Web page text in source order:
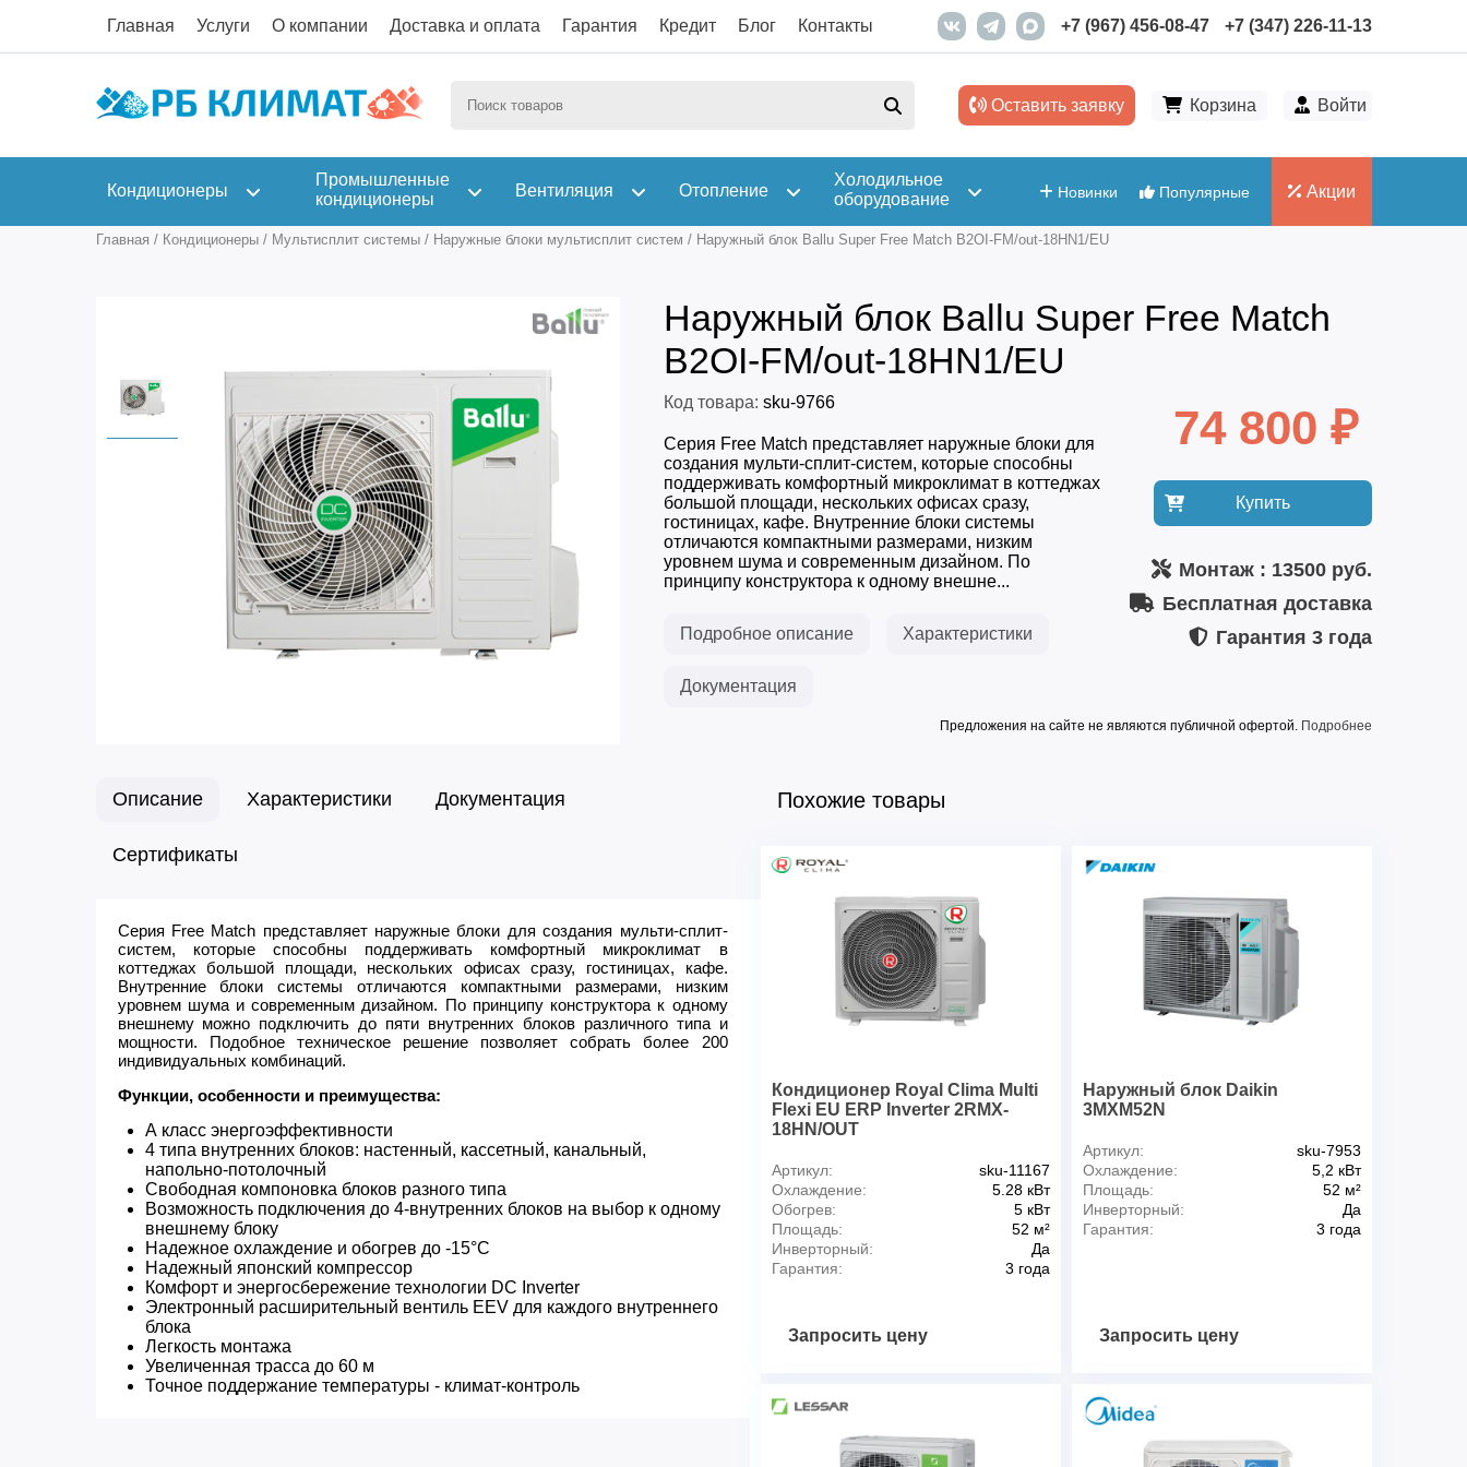
Главная Услуги О компании Доставка и оплата Гарантия Кредит Блог Контакты +7 (967) 456-08-47 +7 (347) 226-11-13
Оставить заявку Корзина Войти
Новинки Популярные Акции
Кондиционеры
Промышленные
кондиционеры
Вентиляция Отопление
Холодильное
оборудование
Главная / Кондиционеры / Мультисплит системы / Наружные блоки мультисплит систем / Наружный блок Ballu Super Free Match B2OI-FM/out-18HN1/EU
Наружный блок Ballu Super Free Match
B2OI-FM/out-18HN1/EU
Код товара: sku-9766
Серия Free Match представляет наружные блоки для
создания мульти-сплит-систем, которые способны
поддерживать комфортный микроклимат в коттеджах
большой площади, нескольких офисах сразу,
гостиницах, кафе. Внутренние блоки системы
отличаются компактными размерами, низким
уровнем шума и современным дизайном. По
принципу конструктора к одному внешне...
Подробное описание Характеристики
Документация
74 800 ₽
Купить
Монтаж: 13500 руб.
Бесплатная доставка
Гарантия 3 года
Предложения на сайте не являются публичной офертой. Подробнее
Описание Характеристики Документация
Сертификаты
Серия Free Match представляет наружные блоки для создания мульти-сплит-
систем, которые способны поддерживать комфортный микроклимат в
коттеджах большой площади, нескольких офисах сразу, гостиницах, кафе.
Внутренние блоки системы отличаются компактными размерами, низким
уровнем шума и современным дизайном. По принципу конструктора к одному
внешнему можно подключить до пяти внутренних блоков различного типа и
мощности. Подобное техническое решение позволяет собрать более 200
индивидуальных комбинаций.
Функции, особенности и преимущества:
А класс энергоэффективности
4 типа внутренних блоков: настенный, кассетный, канальный,
напольно-потолочный
Свободная компоновка блоков разного типа
Возможность подключения до 4-внутренних блоков на выбор к одному
внешнему блоку
Надежное охлаждение и обогрев до -15°C
Надежный японский компрессор
Комфорт и энергосбережение технологии DC Inverter
Электронный расширительный вентиль EEV для каждого внутреннего
блока
Легкость монтажа
Увеличенная трасса до 60 м
Точное поддержание температуры - климат-контроль
Основные
BALLU
Гарантийный срок
3 года
Страна производства
КНР
Макс. производительность охлаждения
6.5 кВт
Номинальная производительность обогрева
Номинальная производительность охлаждения
Режим SLEEP
Режим обогрева
Да
Режим осушения
Технологии
Макс. количество подключаемых внутр. блоков
2
Напряжение электропитания
Вид установки (крепления)
Макс. длина магистрали (трассы)
9 м
Похожие товары
Кондиционер Royal Clima Multi
Flexi EU ERP Inverter 2RMX-
18HN/OUT
Артикул:
sku-11167
Охлаждение:
5.28 кВт
Обогрев:
5 кВт
Площадь:
52 м²
Инверторный:
Да
Гарантия:
3 года
Запросить цену
Наружный блок Daikin
3MXM52N
Артикул:
sku-7953
Охлаждение:
5,2 кВт
Площадь:
52 м²
Инверторный:
Да
Гарантия:
3 года
Запросить цену